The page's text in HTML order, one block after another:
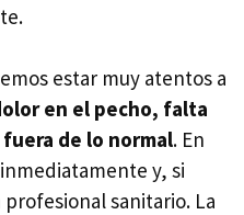
estar muy atentos a
en el pecho, falta
de lo normal. En
y, si
sanitario. La